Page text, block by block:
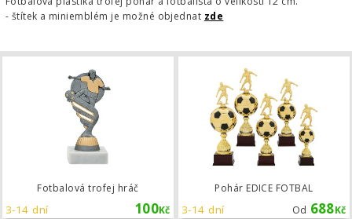
- štítek a miniemblém je možné objednat zde
Fotbalová trofej hráč
100Kč
3-14 dní
Pohár EDICE FOTBAL
Od 688Kč
3-14 dní